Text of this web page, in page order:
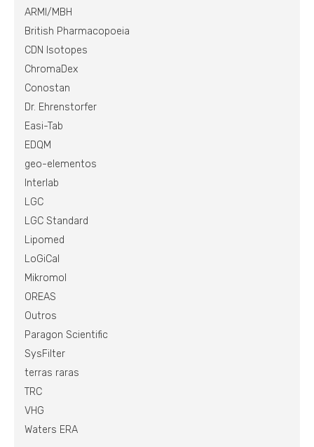
ARMI/MBH
British Pharmacopoeia
CDN Isotopes
ChromaDex
Conostan
Dr. Ehrenstorfer
Easi-Tab
EDQM
geo-elementos
Interlab
LGC
LGC Standard
Lipomed
LoGiCal
Mikromol
OREAS
Outros
Paragon Scientific
SysFilter
terras raras
TRC
VHG
Waters ERA